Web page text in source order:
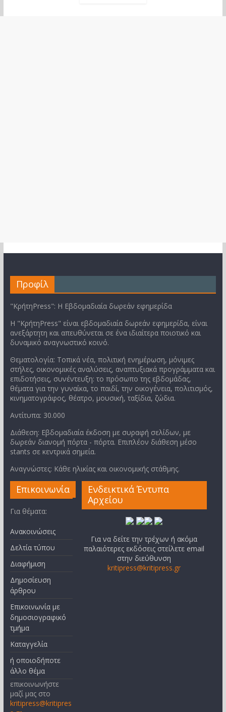
Προφίλ
"ΚρήτηPress": Η Εβδομαδιαία δωρεάν εφημερίδα
Η "ΚρήτηPress" είναι εβδομαδιαία δωρεάν εφημερίδα, είναι
ανεξάρτητη και απευθύνεται σε ένα ιδιαίτερα ποιοτικό και
δυναμικό αναγνωστικό κοινό.
Θεματολογία: Τοπικά νέα, πολιτική ενημέρωση, μόνιμες
στήλες, οικονομικές αναλύσεις, αναπτυξιακά προγράμματα και
επιδοτήσεις, συνέντευξη: το πρόσωπο της εβδομάδας,
θέματα για την γυναίκα, το παιδί, την οικογένεια, πολιτισμός,
κινηματογράφος, θέατρο, μουσική, ταξίδια, ζώδια.
Αντίτυπα: 30.000
Διάθεση: Εβδομαδιαία έκδοση με συραφή σελίδων, με
δωρεάν διανομή πόρτα - πόρτα. Επιπλέον διάθεση μέσο
stants σε κεντρικά σημεία.
Αναγνώστες: Κάθε ηλικίας και οικονομικής στάθμης.
Επικοινωνία
Για θέματα:
Ανακοινώσεις
Δελτία τύπου
Διαφήμιση
Δημοσίευση
άρθρου
Επικοινωνία με
δημοσιογραφικό
τμήμα
Καταγγελία
ή οποιοδήποτε
άλλο θέμα
επικοινωνήστε
μαζί μας στο
kritipress@kritipres
Ενδεικτικά Έντυπα
Αρχείου
Για να δείτε την τρέχων ή ακόμα
παλαιότερες εκδόσεις στείλετε email
στην διεύθυνση
kritipress@kritipress.gr